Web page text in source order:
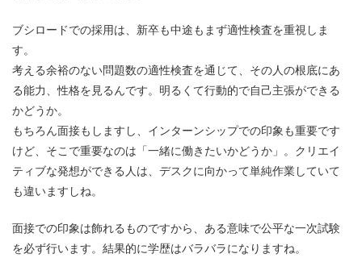
ブシロードでの採用は、新卒も中途もまず適性検査を重視しま
す。
考える余裕のない問題数の適性検査を通じて、その人の根底にあ
る能力、性格を見るんです。明るくて行動的で自己主張ができる
かどうか。
もちろん面接もしますし、インターンシップでの印象も重要です
けど、そこで重要なのは「一緒に働きたいかどうか」。クリエイ
ティブな発想ができる人は、デスクに向かって単純作業していて
も違いますしね。
面接での印象は飾れるものですから、ある意味で公平な一次試験
を必ず行います。結果的に学歴はバラバラになりますね。